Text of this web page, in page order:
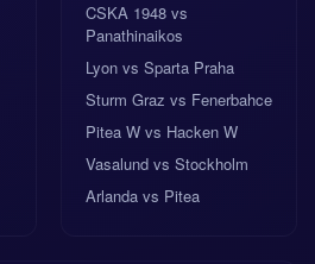
CSKA 1948 vs
Panathinaikos
Lyon vs Sparta Praha
Sturm Graz vs Fenerbahce
Pitea W vs Hacken W
Vasalund vs Stockholm
Arlanda vs Pitea